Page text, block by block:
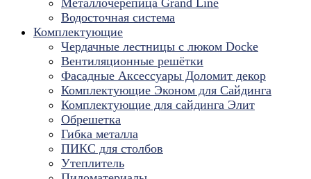
Металлочерепица Grand Line
Водосточная система
Комплектующие
Чердачные лестницы с люком Docke
Вентиляционные решётки
Фасадные Аксессуары Доломит декор
Комплектующие Эконом для Сайдинга
Комплектующие для cайдинга Элит
Обрешетка
Гибка металла
ПИКС для столбов
Утеплитель